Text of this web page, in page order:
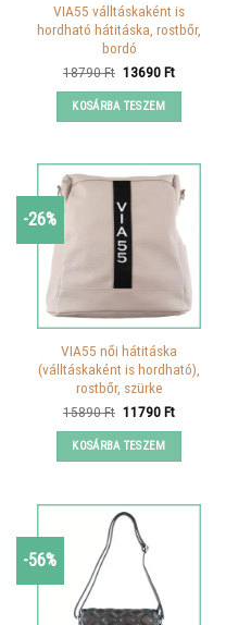
VIA55 válltáskaként is
hordható hátitáska, rostbőr,
bordó
18790Ft Original
was:
18790 Ft.
13690FtCurrent
KOSÁRBA TESZEM
-26%
VIA55 női hátitáska
(válltáskaként is hordható),
rostbőr, szürke
15890Ft Original
was:
15890 Ft.
11790FtCurrent
KOSÁRBA TESZEM
-56%